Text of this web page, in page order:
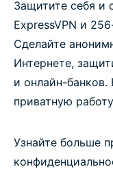
Защитите себя и
ExpressVPN и
Сделайте
Интернете,
и онлайн-банков.
приватную
Узнайте больше